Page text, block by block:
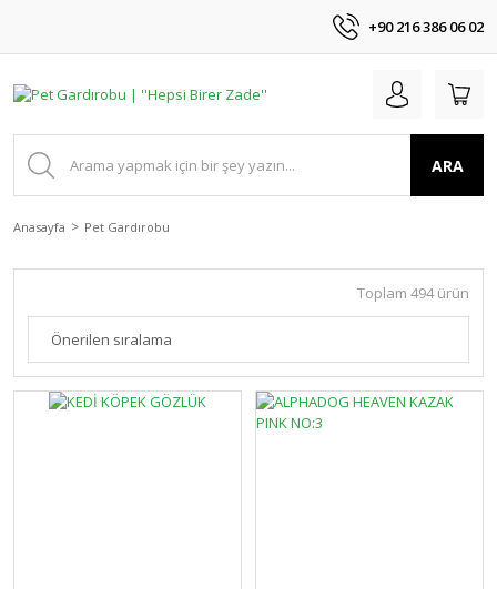
+90 216 386 06 02
ARA
Anasayfa Pet Gardırobu
Toplam 494 ürün